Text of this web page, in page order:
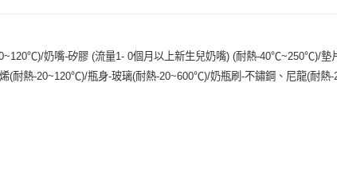
7-11取貨付款
奶嘴-矽膠 (流量1- 0個月以上新生兒奶嘴) (耐熱-40℃~250℃)/墊
耐熱-20~120℃)/瓶身-玻璃(耐熱-20~600℃)/奶瓶刷-不鏽鋼、尼龍(耐熱